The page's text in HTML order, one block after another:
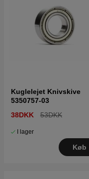
Kuglelejet Knivskive
5350757-03
38DKK
53DKK
I lager
Køb